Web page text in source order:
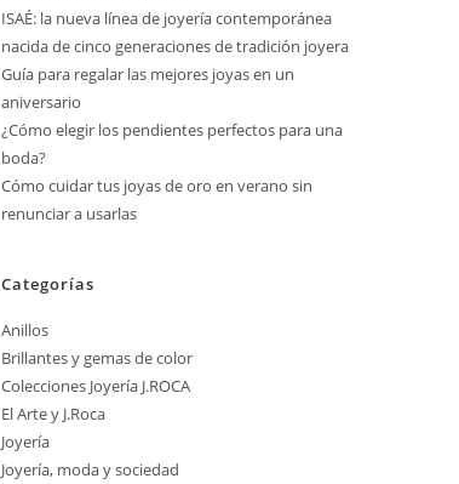
ISAÉ: la nueva línea de joyería contemporánea
nacida de cinco generaciones de tradición joyera
Guía para regalar las mejores joyas en un
aniversario
¿Cómo elegir los pendientes perfectos para una
boda?
Cómo cuidar tus joyas de oro en verano sin
renunciar a usarlas
Categorías
Anillos
Brillantes y gemas de color
Colecciones Joyería J.ROCA
El Arte y J.Roca
Joyería
Joyería, moda y sociedad